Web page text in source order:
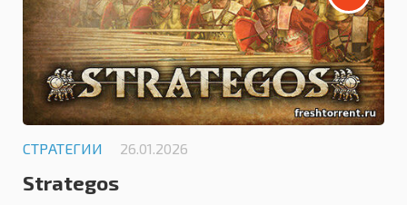
СТРАТЕГИИ 26.01.2026
Strategos